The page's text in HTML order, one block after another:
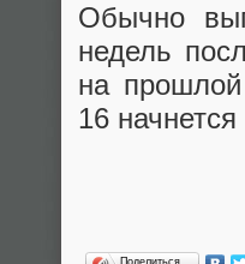
Обычно
недель
на
16
Поделиться…